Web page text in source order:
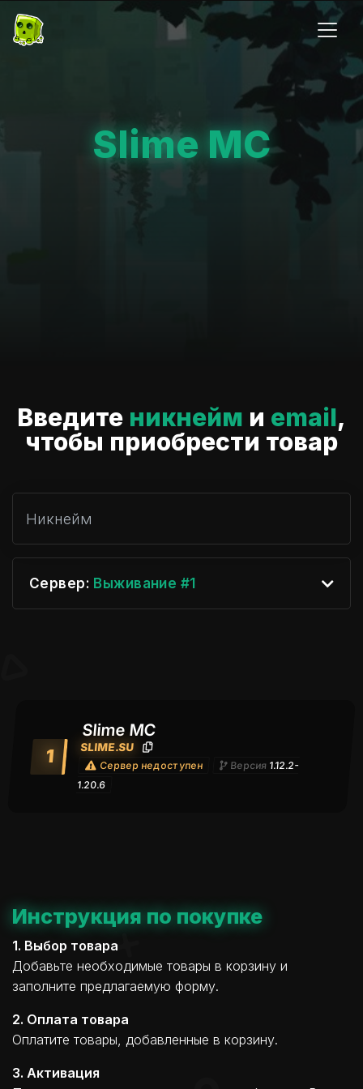
Slime MC
Введите никнейм и email,
чтобы приобрести товар
Сервер: Выживание #1
1
Slime MC
SLIME.SU
Сервер недоступен Версия1.12.2-
1.20.6
Инструкция по покупке
1. Выбор товара
Добавьте необходимые товары в корзину и
заполните предлагаемую форму.
2. Оплата товара
Оплатите товары, добавленные в корзину.
3. Активация